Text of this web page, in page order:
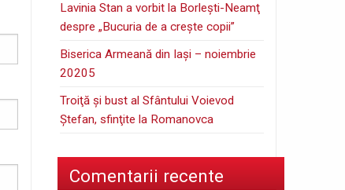
Lavinia Stan a vorbit la Borleşti-Neamţ
despre „Bucuria de a creşte copii”
Biserica Armeană din Iași – noiembrie
20205
Troiţă şi bust al Sfântului Voievod
Ştefan, sfinţite la Romanovca
Comentarii recente